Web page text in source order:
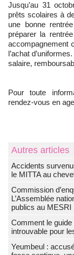
Jusqu’au 31 octobre 2025 les parents peuvent bénéficier de
prêts scolaires à
une bonne
préparer la
accompagnement
l’achat
salaire,
Pour toute
rendez-vous en
Autres articles
Accidents
le MITTA au
Commission
L’Assemblée
publics au MESRI
Comment le
introuvable pour
Yeumbeul :